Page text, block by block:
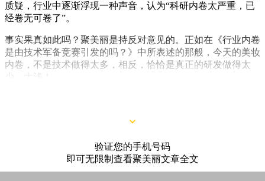
质疑，行业中逐渐浮现一种声音，认为“科研内卷太严重，已
经卷无可卷了”。
事实果真如此吗？聚美丽是持反对意见的。正如在《行业内卷
是由技术军备竞赛引发的吗？》中所表述的那般，今天的美妆
内卷，不是技术做得太多，相反，恰恰是真正的研发做得太
少、太浅！
验证您的手机号码
即可无限制查看聚美丽文章全文